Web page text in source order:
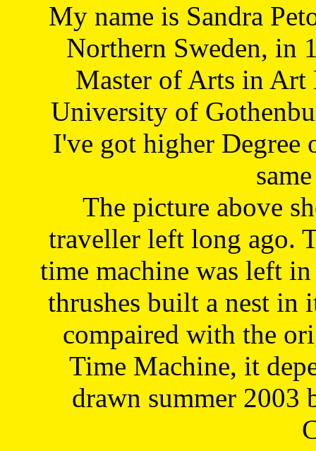
My name is Sandra
Northern Sweden, in
Master of Arts in Art
University of
I've got higher Degree
The picture above
traveller left long ago.
time machine was left
thrushes built a nest in
compaired with the
Time Machine, it
drawn summer 2003